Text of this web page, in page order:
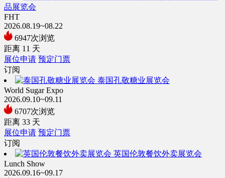
品展览会
FHT
2026.08.19~08.22
6947次浏览
距离 11 天
展位申请 预定门票
订阅
泰国孔敬糖业展览会
World Sugar Expo
2026.09.10~09.11
6707次浏览
距离 33 天
展位申请 预定门票
订阅
英国伦敦餐饮外卖展览会
Lunch Show
2026.09.16~09.17